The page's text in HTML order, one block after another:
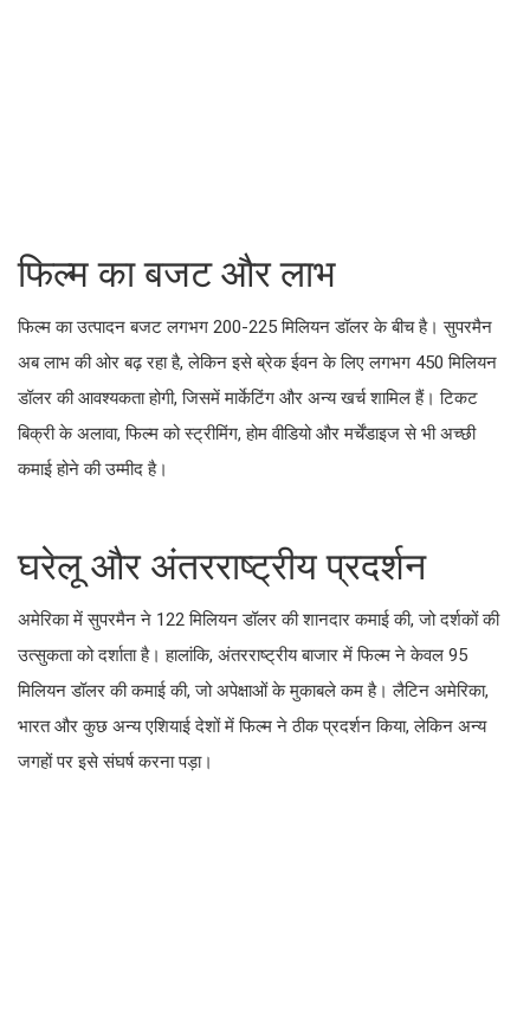
फिल्म का बजट और लाभ
फिल्म का उत्पादन बजट लगभग 200-225 मिलियन डॉलर के बीच है। सुपरमैन
अब लाभ की ओर बढ़ रहा है, लेकिन इसे ब्रेक ईवन के लिए लगभग 450 मिलियन
डॉलर की आवश्यकता होगी, जिसमें मार्केटिंग और अन्य खर्च शामिल हैं। टिकट
बिक्री के अलावा, फिल्म को स्ट्रीमिंग, होम वीडियो और मर्चेंडाइज से भी अच्छी
कमाई होने की उम्मीद है।
घरेलू और अंतरराष्ट्रीय प्रदर्शन
अमेरिका में सुपरमैन ने 122 मिलियन डॉलर की शानदार कमाई की, जो दर्शकों की
उत्सुकता को दर्शाता है। हालांकि, अंतरराष्ट्रीय बाजार में फिल्म ने केवल 95
मिलियन डॉलर की कमाई की, जो अपेक्षाओं के मुकाबले कम है। लैटिन अमेरिका,
भारत और कुछ अन्य एशियाई देशों में फिल्म ने ठीक प्रदर्शन किया, लेकिन अन्य
जगहों पर इसे संघर्ष करना पड़ा।